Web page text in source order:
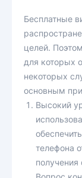
Бесплатные
целей.
для которых
некоторых
основным
Высокий
телефона